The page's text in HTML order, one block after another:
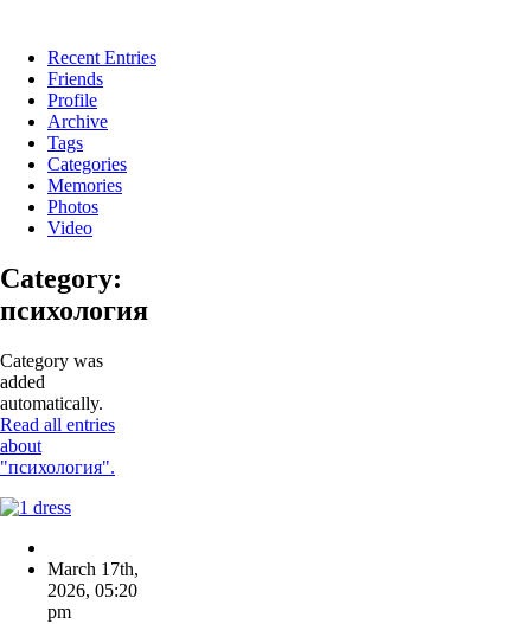
Recent Entries
Friends
Profile
Archive
Tags
Categories
Memories
Photos
Video
Category:
психология
Category was
added
automatically.
Read all entries
about
"психология".
March 17th,
2026, 05:20
pm